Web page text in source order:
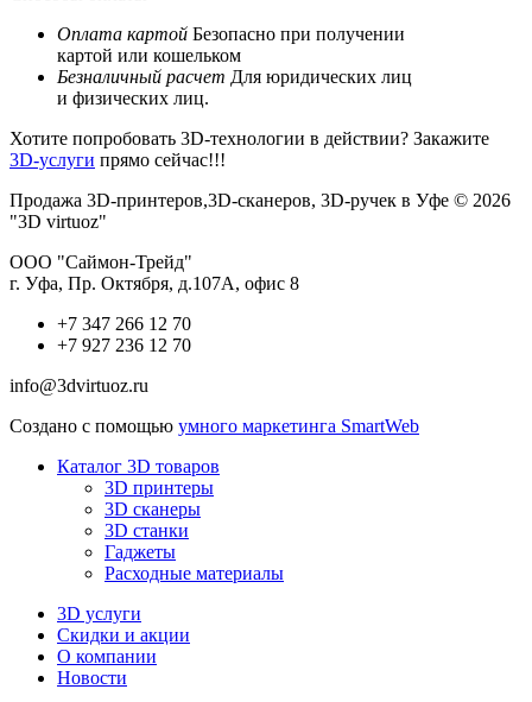
Оплата картой Безопасно при получении
картой или кошельком
Безналичный расчет Для юридических лиц
и физических лиц.
Хотите попробовать 3D-технологии в действии? Закажите
3D-услуги прямо сейчас!!!
Продажа 3D-принтеров,3D-сканеров, 3D-ручек в Уфе © 2026
"3D virtuoz"
ООО "Саймон-Трейд"
г. Уфа, Пр. Октября, д.107А, офис 8
+7 347 266 12 70
+7 927 236 12 70
info@3dvirtuoz.ru
Создано с помощью умного маркетинга SmartWeb
Каталог 3D товаров
3D принтеры
3D сканеры
3D станки
Гаджеты
Расходные материалы
3D услуги
Скидки и акции
О компании
Новости